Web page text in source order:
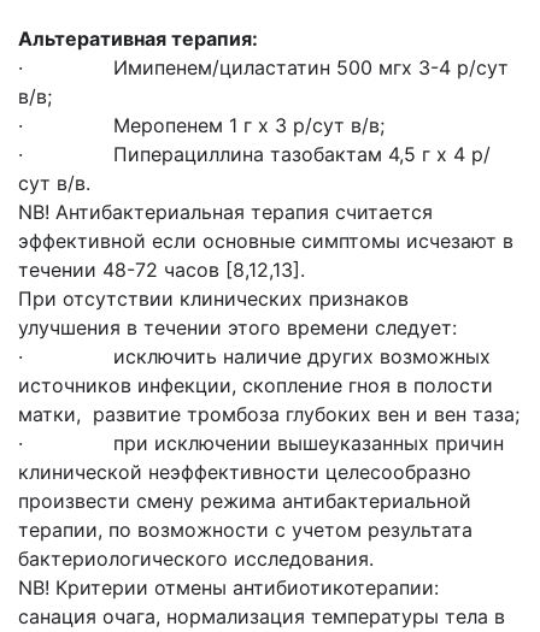
Альтеративная терапия:
· Имипенем/циластатин 500 мгх 3-4 р/сут
в/в;
· Меропенем 1 г х 3 р/сут в/в;
· Пиперациллина тазобактам 4,5 г х 4 р/
сут в/в.
NB! Антибактериальная терапия считается
эффективной если основные симптомы исчезают в
течении 48-72 часов [8,12,13].
При отсутствии клинических признаков
улучшения в течении этого времени следует:
· исключить наличие других возможных
источников инфекции, скопление гноя в полости
матки, развитие тромбоза глубоких вен и вен таза;
· при исключении вышеуказанных причин
клинической неэффективности целесообразно
произвести смену режима антибактериальной
терапии, по возможности с учетом результата
бактериологического исследования.
NB! Критерии отмены антибиотикотерапии:
санация очага, нормализация температуры тела в